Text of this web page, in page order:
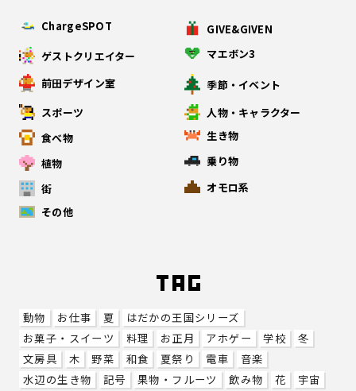
ChargeSPOT
GIVE&GIVEN
ゲストクリエイター
マエボン3
前田デザイン室
季節・イベント
スポーツ
人物・キャラクター
食べ物
生き物
植物
乗り物
街
オモロ系
その他
動物 お仕事 夏
はだかの王国シリーズ
お菓子・スイーツ
料理 お正月 アホゲー 学校
冬
文房具
木 野菜 和食 夏祭り 電車
音楽
水辺の生き物
記号 果物・フルーツ 飲み物 花
宇宙